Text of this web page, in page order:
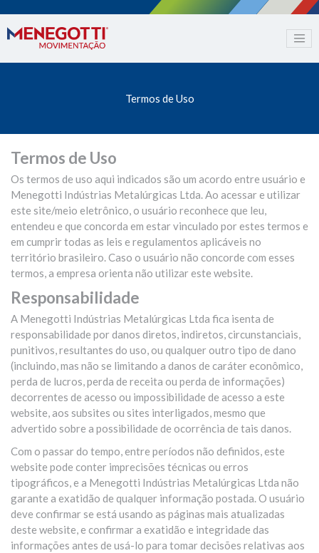
Termos de Uso
Termos de Uso
Os termos de uso aqui indicados são um acordo entre usuário e
Menegotti Indústrias Metalúrgicas Ltda. Ao acessar e utilizar
este site/meio eletrônico, o usuário reconhece que leu,
entendeu e que concorda em estar vinculado por estes termos e
em cumprir todas as leis e regulamentos aplicáveis no
território brasileiro. Caso o usuário não concorde com esses
termos, a empresa orienta não utilizar este website.
Responsabilidade
A Menegotti Indústrias Metalúrgicas Ltda fica isenta de
responsabilidade por danos diretos, indiretos, circunstanciais,
punitivos, resultantes do uso, ou qualquer outro tipo de dano
(incluindo, mas não se limitando a danos de caráter econômico,
perda de lucros, perda de receita ou perda de informações)
decorrentes de acesso ou impossibilidade de acesso a este
website, aos subsites ou sites interligados, mesmo que
advertido sobre a possibilidade de ocorrência de tais danos.
Com o passar do tempo, entre períodos não definidos, este
website pode conter imprecisões técnicas ou erros
tipográficos, e a Menegotti Indústrias Metalúrgicas Ltda não
garante a exatidão de qualquer informação postada. O usuário
deve confirmar se está usando as páginas mais atualizadas
deste website, e confirmar a exatidão e integridade das
informações antes de usá-lo para tomar decisões relativas aos